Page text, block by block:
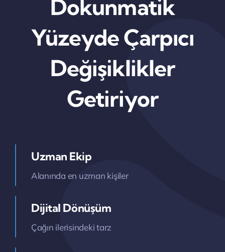
Dokunmatik
Yüzeyde Çarpıcı
Değişiklikler
Getiriyor
Uzman Ekip
Alanında en uzman kişiler
Dijital Dönüşüm
Çağın ilerisindeki tarz